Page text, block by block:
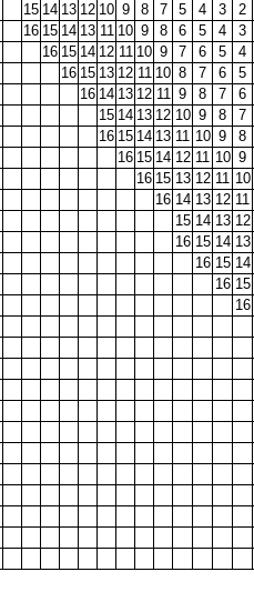
15 14 13 12 10 9 8 7 5 4 3
2
16 15 14 13 11 10 9 8 6 5 4
3
16 15 14 12 11 10 9 7 6 5
4
16 15 13 12 11 10 8 7 6
5
16 14 13 12 11 9 8 7
6
15 14 13 12 10 9 8
7
16 15 14 13 11 10 9
8
16 15 14 12 11 10 9
16 15 13 12 11 10
16 14 13 12 11
15 14 13 12
16 15 14 13
16 15 14
16 15
16